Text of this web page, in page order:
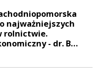
najważniejszych
rolnictwie.
- dr. B…